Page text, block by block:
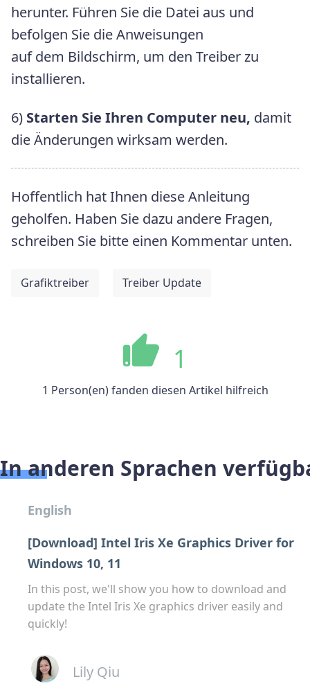
herunter. Führen Sie die Datei aus und
befolgen Sie die Anweisungen
auf dem Bildschirm, um den Treiber zu
installieren.
6) Starten Sie Ihren Computer neu, damit
die Änderungen wirksam werden.
Hoffentlich hat Ihnen diese Anleitung
geholfen. Haben Sie dazu andere Fragen,
schreiben Sie bitte einen Kommentar unten.
Grafiktreiber Treiber Update
1
1 Person(en) fanden diesen Artikel hilfreich
In anderen Sprachen
English
[Download] Intel Iris Xe Graphics Driver for
Windows 10, 11
In this post, we'll show you how to download and
update the Intel Iris Xe graphics driver easily and
quickly!
Lily Qiu